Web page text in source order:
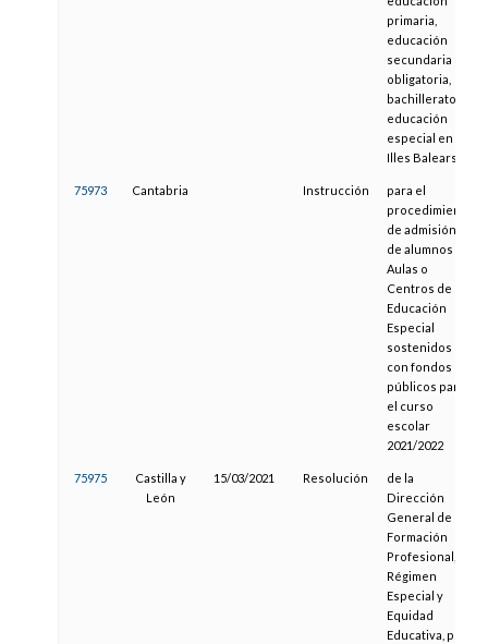
primaria,
educación
secundaria
obligatoria,
bachillerato y
educación
especial en las
Illes Balears
75973 Cantabria Instrucción
para el
procedimiento
de admisión
de alumnos en
Aulas o
Centros de
Educación
Especial
sostenidos
con fondos
públicos para
el curso
escolar
2021/2022
75975
Castilla y
León
15/03/2021 Resolución
de la
Dirección
General de
Formación
Profesional,
Régimen
Especial y
Equidad
Educativa, por